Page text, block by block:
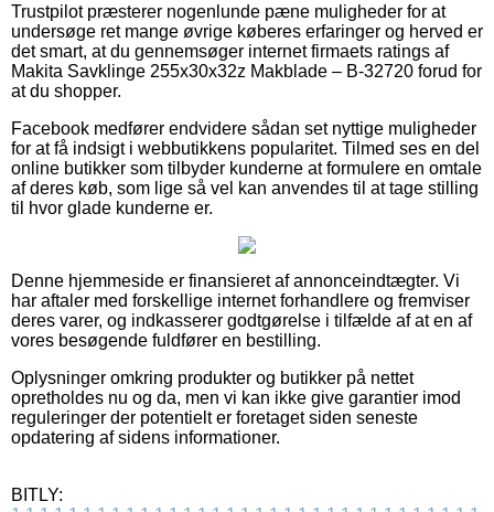
Trustpilot præsterer nogenlunde pæne muligheder for at
undersøge ret mange øvrige køberes erfaringer og herved er
det smart, at du gennemsøger internet firmaets ratings af
Makita Savklinge 255x30x32z Makblade – B-32720 forud for
at du shopper.
Facebook medfører endvidere sådan set nyttige muligheder
for at få indsigt i webbutikkens popularitet. Tilmed ses en del
online butikker som tilbyder kunderne at formulere en omtale
af deres køb, som lige så vel kan anvendes til at tage stilling
til hvor glade kunderne er.
Denne hjemmeside er finansieret af annonceindtægter. Vi
har aftaler med forskellige internet forhandlere og fremviser
deres varer, og indkasserer godtgørelse i tilfælde af at en af
vores besøgende fuldfører en bestilling.
Oplysninger omkring produkter og butikker på nettet
opretholdes nu og da, men vi kan ikke give garantier imod
reguleringer der potentielt er foretaget siden seneste
opdatering af sidens informationer.
BITLY: